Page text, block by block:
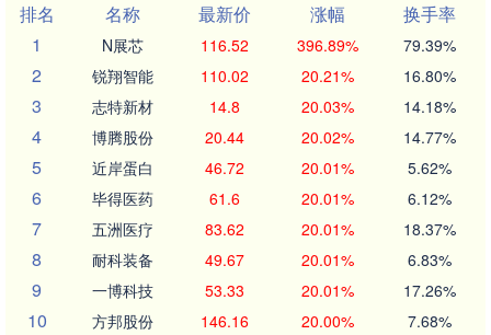
排名
名称 最新价 涨幅
换手率
1
N展芯 116.52 396.89% 79.39%
2 锐翔智能 110.02 20.21% 16.80%
3 志特新材 14.8 20.03% 14.18%
4 博腾股份 20.44 20.02% 14.77%
5 近岸蛋白 46.72 20.01% 5.62%
6 毕得医药 61.6 20.01% 6.12%
7 五洲医疗 83.62 20.01% 18.37%
8 耐科装备 49.67 20.01% 6.83%
9 一博科技 53.33 20.01% 17.26%
10 方邦股份 146.16 20.00% 7.68%